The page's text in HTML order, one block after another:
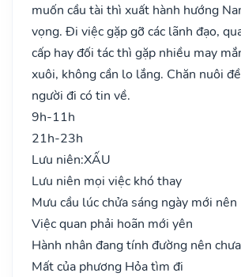
muốn cầu tài thì xuất hành hướng
vọng. Đi việc gặp gỡ các lãnh đạo,
cấp hay đối tác thì gặp nhiều may
xuôi, không cần lo lắng. Chăn nuôi
người đi có tin về.
9h-11h
21h-23h
Lưu niên:XẤU
Lưu niên mọi việc khó thay
Mưu cầu lúc chửa sáng ngày mới nên
Việc quan phải hoãn mới yên
Hành nhân đang tính đường nên
Mất của phương Hỏa tìm đi